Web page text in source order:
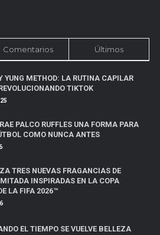
Comentarios Últimos
YUNG METHOD: LA RUTINA CAPILAR
TIKTOK
PALCO RUFFLES UNA FORMA PARA
COMO NUNCA ANTES
TRES NUEVAS FRAGANCIAS DE
INSPIRADAS EN LA COPA
LA FIFA 2026™
EL TIEMPO SE VUELVE BELLEZA